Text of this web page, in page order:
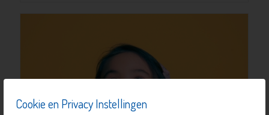
Cookie en Privacy Instellingen